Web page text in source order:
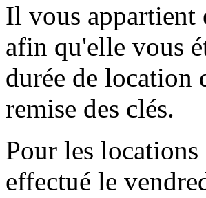
Il vous appartient
afin qu'elle vous
durée de location
remise des clés.
Pour les
effectué le